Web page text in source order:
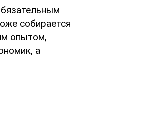
собирается
опытом,
а